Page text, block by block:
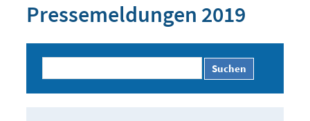
Pressemeldungen 2019
Suchen